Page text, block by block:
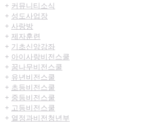
+ 커뮤니티​소식
+ 성도사업장
+ 사랑방
+ 제자훈련
+ 기초신앙강좌
+ 아이사랑비전스쿨
+ 꿈나무비전스쿨
+ 유년비전스쿨
+ 초등비전스쿨
+ 중등비전스쿨
+ 고등비전스쿨
+ 열정과비전청년부